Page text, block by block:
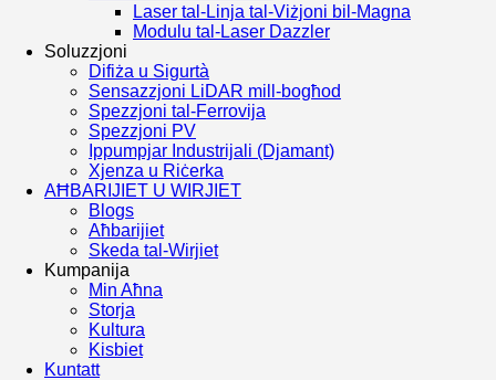
Laser tal-Linja tal-Viżjoni bil-Magna
Modulu tal-Laser Dazzler
Soluzzjoni
Difiża u Sigurtà
Sensazzjoni LiDAR mill-bogħod
Spezzjoni tal-Ferrovija
Spezzjoni PV
Ippumpjar Industrijali (Djamant)
Xjenza u Riċerka
AĦBARIJIET U WIRJIET
Blogs
Aħbarijiet
Skeda tal-Wirjiet
Kumpanija
Min Aħna
Storja
Kultura
Kisbiet
Kuntatt